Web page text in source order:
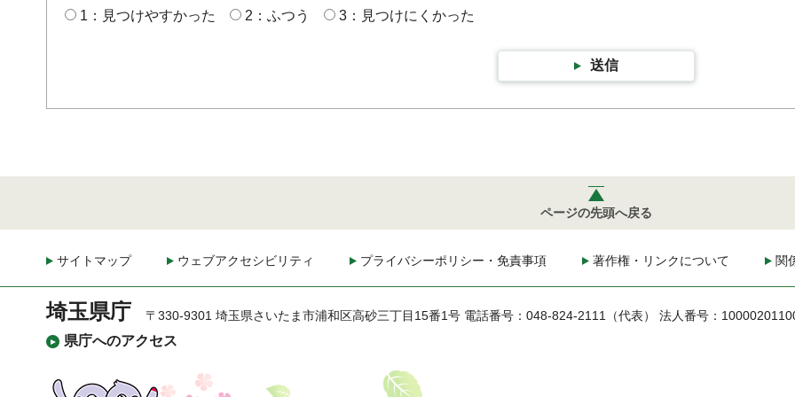
1：見つけやすかった
2：ふつう 3：見つけにくかった
送信
ページの先頭へ戻る
サイトマップ ウェブアクセシビリティ プライバシーポリシー・免責事項 著作権・リンクについて 関
埼玉県庁
県庁へのアクセス
〒330-9301 埼玉県さいたま市浦和区高砂三丁目15番1号 電話番号：048-824-2111（代表） 法人番号：